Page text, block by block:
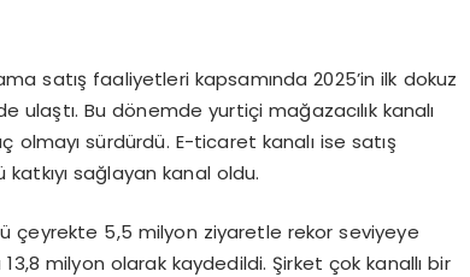
satış faaliyetleri kapsamında2025’in ilk dokuz
Bu dönemde yurtiçi mağazacılık kanalı
sürdürdü. E-ticaret kanalı ise satış
sağlayan kanal oldu.
çeyrekte 5,5 milyon ziyaretle rekor seviyeye
13,8 milyon olarak kaydedildi. Şirket çok kanallı bir